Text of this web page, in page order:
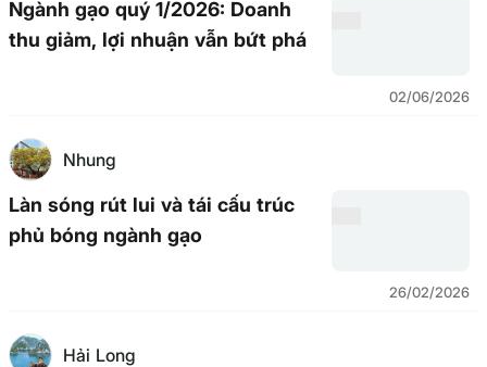
Ngành gạo quý 1/2026: Doanh
thu giảm, lợi nhuận vẫn bứt phá
02/06/2026
Nhung
Làn sóng rút lui và tái cấu trúc
phủ bóng ngành gạo
26/02/2026
Hải Long